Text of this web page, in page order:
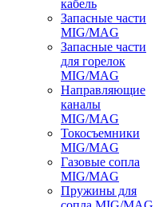
кабель
Запасные части
MIG/MAG
Запасные части
для горелок
MIG/MAG
Направляющие
каналы
MIG/MAG
Токосъемники
MIG/MAG
Газовые сопла
MIG/MAG
Пружины для